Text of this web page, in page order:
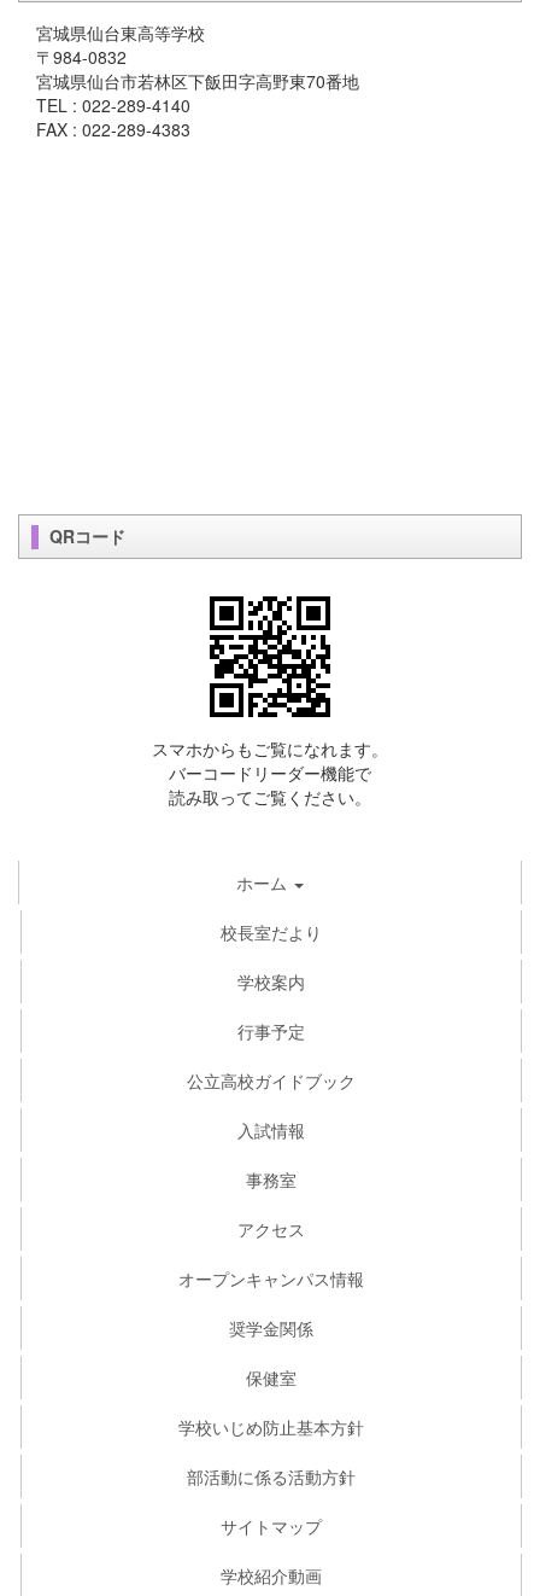
宮城県仙台東高等学校
〒984-0832
宮城県仙台市若林区下飯田字高野東70番地
TEL : 022-289-4140
FAX : 022-289-4383
QRコード
スマホからもご覧になれます。
バーコードリーダー機能で
読み取ってご覧ください。
ホーム
校長室だより
学校案内
行事予定
公立高校ガイドブック
入試情報
事務室
アクセス
オープンキャンパス情報
奨学金関係
保健室
学校いじめ防止基本方針
部活動に係る活動方針
サイトマップ
学校紹介動画